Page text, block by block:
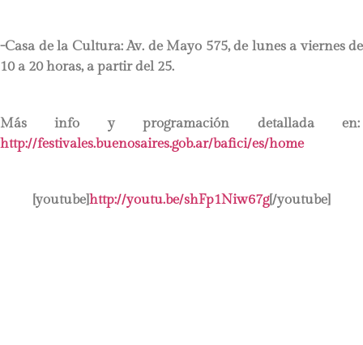
-Casa de la Cultura: Av. de Mayo 575, de lunes a viernes de
10 a 20 horas, a partir del 25.
Más info y programación detallada en:
http://festivales.buenosaires.gob.ar/bafici/es/home
[youtube]http://youtu.be/shFp1Niw67g[/youtube]